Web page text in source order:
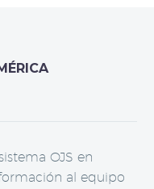
OJS en
al equipo